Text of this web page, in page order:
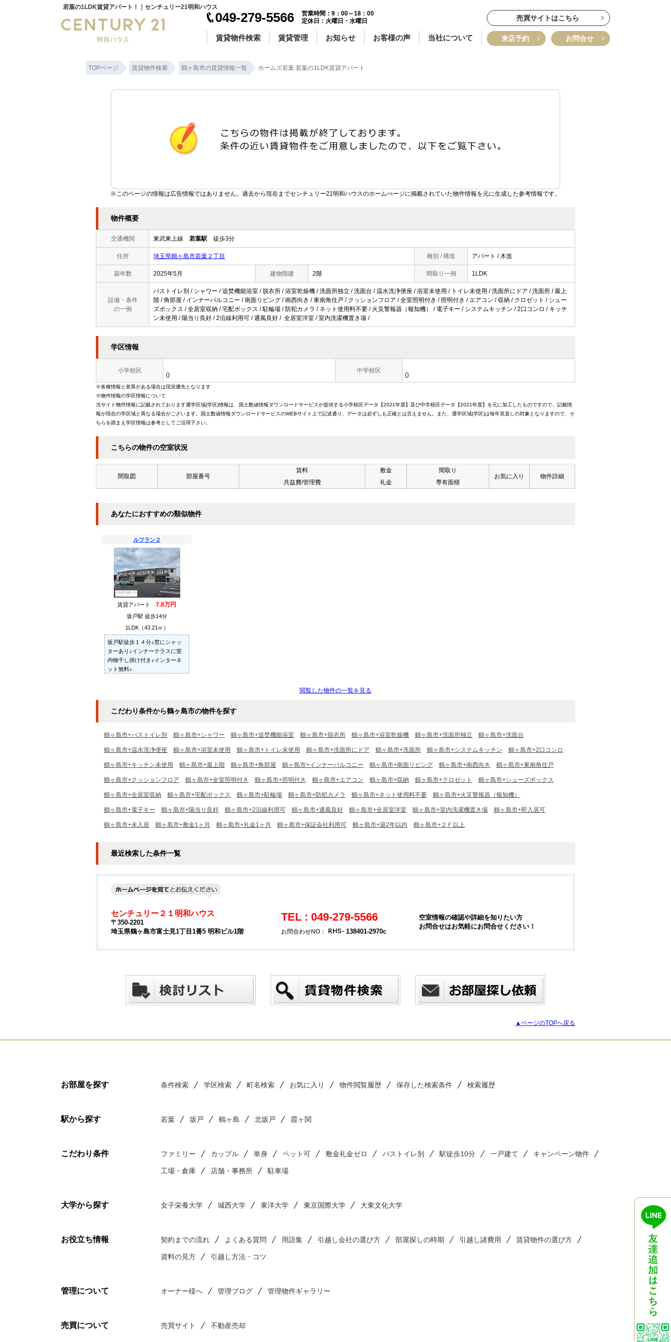
若葉の1LDK賃貸アパート！｜センチュリー21明和ハウス
049-279-5566
営業時間：9：00～18：00
定休日：火曜日・水曜日
賃貸物件検索 賃貸管理 お知らせ お客様の声 当社について
売買サイトはこちら
来店予約 お問合せ
TOPページ 賃貸物件検索 鶴ヶ島市の賃貸情報一覧 ホームズ若葉 若葉の1LDK賃貸アパート
※このページの情報は広告情報ではありません。過去から現在までセンチュリー21明和ハウスのホームぺージに掲載されていた物件情報を元に生成した参考情報です。
物件概要
交通機関 東武東上線 若葉駅 徒歩3分
住所 埼玉県鶴ヶ島市若葉２丁目 種別 / 構造 アパート / 木造
築年数 2025年5月 建物階建 2階 間取り一例 1LDK
設備・条件
の一例
バストイレ別 / シャワー / 追焚機能浴室 / 脱衣所 / 浴室乾燥機 / 洗面所独立 / 洗面台 / 温水洗浄便座 / 浴室未使用 / トイレ未使用 / 洗面所にドア / 洗面所 / 最上
階 / 角部屋 / インナーバルコニー / 南面リビング / 南西向き / 東南角住戸 / クッションフロア / 全室照明付き / 照明付き / エアコン / 収納 / クロゼット / シュー
ズボックス / 全居室収納 / 宅配ボックス / 駐輪場 / 防犯カメラ / ネット使用料不要 / 火災警報器（報知機） / 電子キー / システムキッチン / 2口コンロ / キッチ
ン未使用 / 陽当り良好 / 2沿線利用可 / 通風良好 / 全居室洋室 / 室内洗濯機置き場 /
学区情報
小学校区
()
中学校区
()
※各種情報と差異がある場合は現況優先となります
※物件情報の学区情報について
当サイト物件情報に記載されております通学区域(学区)情報は、国土数値情報ダウンロードサービスが提供する小学校区データ【2021年度】及び中学校区データ【2021年度】を元に加工したものですので、記載情
報が現在の学区域と異なる場合がございます。国土数値情報ダウンロードサービスのWEBサイト上で記述通り、データは必ずしも正確とは言えません。また、通学区域(学区)は毎年見直しの対象となりますので、そ
ちらを踏まえ学区情報は参考としてご活用下さい。
こちらの物件の空室状況
間取図 部屋番号
賃料
共益費/管理費
敷金
礼金
間取り
専有面積
お気に入り 物件詳細
あなたにおすすめの類似物件
ルフラン２
賃貸アパート 7.8万円
坂戸駅 徒歩14分
1LDK（43.21㎡）
坂戸駅徒歩１４分♪窓にシャッ
ターあり♪インナーテラスに室
内物干し掛け付き♪インターネ
ット無料♪
閲覧した物件の一覧を見る
こだわり条件から鶴ヶ島市の物件を探す
鶴ヶ島市+バストイレ別 鶴ヶ島市+シャワー 鶴ヶ島市+追焚機能浴室 鶴ヶ島市+脱衣所 鶴ヶ島市+浴室乾燥機 鶴ヶ島市+洗面所独立 鶴ヶ島市+洗面台
鶴ヶ島市+温水洗浄便座 鶴ヶ島市+浴室未使用 鶴ヶ島市+トイレ未使用 鶴ヶ島市+洗面所にドア 鶴ヶ島市+洗面所 鶴ヶ島市+システムキッチン 鶴ヶ島市+2口コンロ
鶴ヶ島市+キッチン未使用 鶴ヶ島市+最上階 鶴ヶ島市+角部屋 鶴ヶ島市+インナーバルコニー 鶴ヶ島市+南面リビング 鶴ヶ島市+南西向き 鶴ヶ島市+東南角住戸
鶴ヶ島市+クッションフロア 鶴ヶ島市+全室照明付き 鶴ヶ島市+照明付き 鶴ヶ島市+エアコン 鶴ヶ島市+収納 鶴ヶ島市+クロゼット 鶴ヶ島市+シューズボックス
鶴ヶ島市+全居室収納 鶴ヶ島市+宅配ボックス 鶴ヶ島市+駐輪場 鶴ヶ島市+防犯カメラ 鶴ヶ島市+ネット使用料不要 鶴ヶ島市+火災警報器（報知機）
鶴ヶ島市+電子キー 鶴ヶ島市+陽当り良好 鶴ヶ島市+2沿線利用可 鶴ヶ島市+通風良好 鶴ヶ島市+全居室洋室 鶴ヶ島市+室内洗濯機置き場 鶴ヶ島市+即入居可
鶴ヶ島市+未入居 鶴ヶ島市+敷金1ヶ月 鶴ヶ島市+礼金1ヶ月 鶴ヶ島市+保証会社利用可 鶴ヶ島市+築2年以内 鶴ヶ島市+２Ｆ以上
最近検索した条件一覧
センチュリー２１明和ハウス
〒350-2201
埼玉県鶴ヶ島市富士見1丁目1番5 明和ビル1階
TEL : 049-279-5566
お問合わせNO： 138401-2970c
空室情報の確認や詳細を知りたい方
お問合せはお気軽にお問合せください！
▲ページのTOPへ戻る
お部屋を探す 条件検索 学区検索 町名検索 お気に入り 物件閲覧履歴 保存した検索条件 検索履歴
駅から探す 若葉 坂戸 鶴ヶ島 北坂戸 霞ヶ関
こだわり条件 ファミリー カップル 単身 ペット可 敷金礼金ゼロ バストイレ別 駅徒歩10分 一戸建て キャンペーン物件
工場・倉庫 店舗・事務所 駐車場
大学から探す 女子栄養大学 城西大学 東洋大学 東京国際大学 大東文化大学
お役立ち情報 契約までの流れ よくある質問 用語集 引越し会社の選び方 部屋探しの時期 引越し諸費用 賃貸物件の選び方
資料の見方 引越し方法・コツ
管理について オーナー様へ 管理ブログ 管理物件ギャラリー
売買について 売買サイト 不動産売却